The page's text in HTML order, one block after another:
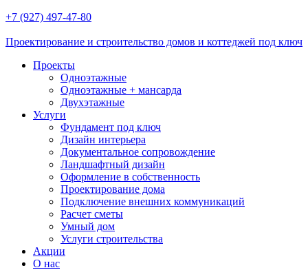
+7 (927) 497-47-80
Проектирование и строительство домов и коттеджей под ключ
Проекты
Одноэтажные
Одноэтажные + мансарда
Двухэтажные
Услуги
Фундамент под ключ
Дизайн интерьера
Документальное сопровождение
Ландшафтный дизайн
Оформление в собственность
Проектирование дома
Подключение внешних коммуникаций
Расчет сметы
Умный дом
Услуги строительства
Акции
О нас